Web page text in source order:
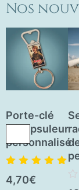
Nos
Porte-clé
décapsuleur
personnalisé
Note 5.00
5
4,70€